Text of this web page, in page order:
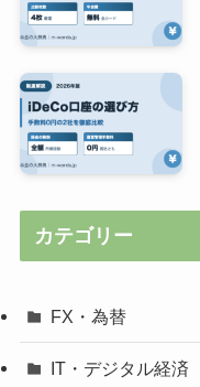
カテゴリー
FX・為替
IT・デジタル経済